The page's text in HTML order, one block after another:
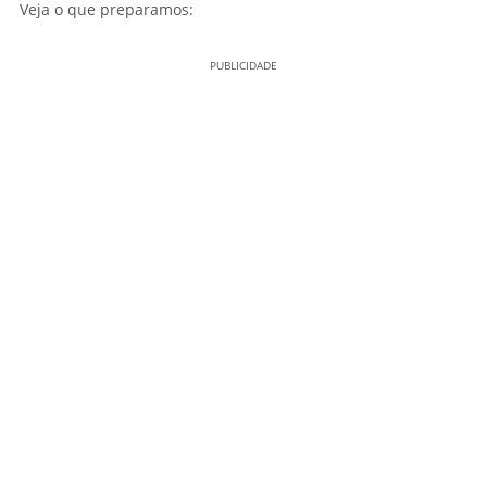
Veja o que preparamos:
PUBLICIDADE